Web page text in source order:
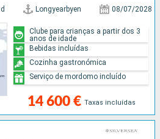
Longyearbyen 08/07/2028
14 600 € Taxas incluídas
Clube para crianças a partir dos 3
anos de idade
Bebidas incluídas
Cozinha gastronómica
Serviço de mordomo incluído